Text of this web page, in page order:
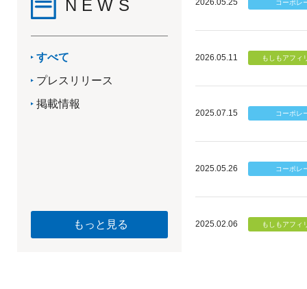
NEWS
すべて
プレスリリース
掲載情報
もっと見る
2026.05.25
2026.05.11
2025.07.15
2025.05.26
2025.02.06